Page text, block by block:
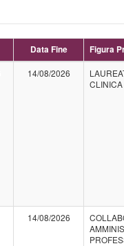
Data Fine Figura
14/08/2026
CLINICA
14/08/2026